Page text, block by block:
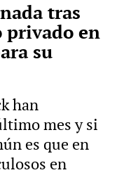
tras
privado en
su
han
mes y si
es que en
en